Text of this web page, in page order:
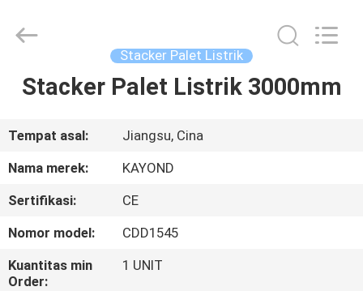
RUMAH
PRODUK
VIDEO
TENTANG
KAMI
Machinery
Co.,Ltd.
Stacker Palet Listrik
Stacker Palet Listrik 3000mm
Tempat asal:
Jiangsu, Cina
Nama merek:
KAYOND
Sertifikasi:
CE
Nomor model:
CDD1545
Kuantitas min
Order:
1 UNIT